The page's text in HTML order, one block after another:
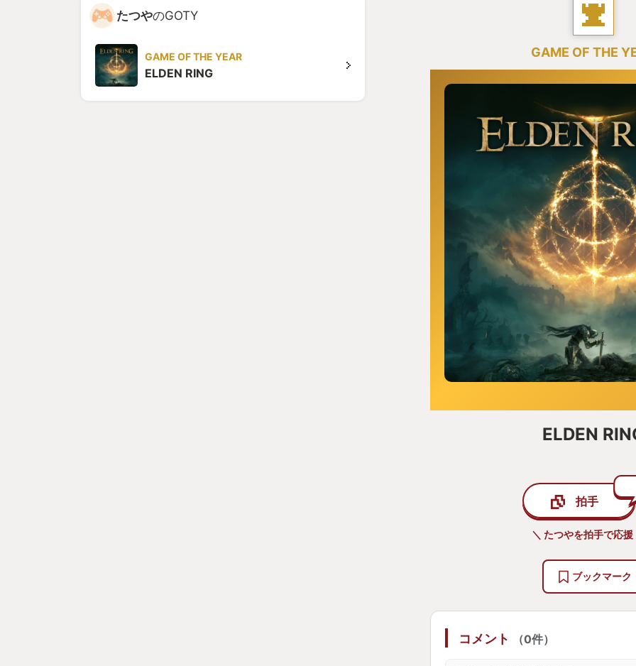
たつやのGOTY
GAME OF THE YEAR
ELDEN RING
GAME OF THE
ELDEN
拍手
＼ たつやを拍手で応援
ブックマーク
コメント （0件）